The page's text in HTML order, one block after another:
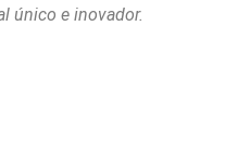
único e inovador.